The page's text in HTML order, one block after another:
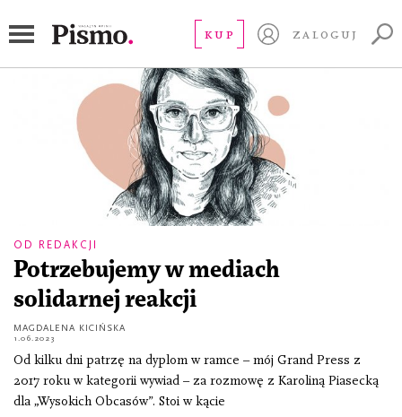
KUP ZALOGUJ
OD REDAKCJI
Potrzebujemy w mediach
solidarnej reakcji
MAGDALENA KICIŃSKA
1.06.2023
Od kilku dni patrzę na dyplom w ramce – mój Grand Press z
2017 roku w kategorii wywiad – za rozmowę z Karoliną Piasecką
dla „Wysokich Obcasów”. Stoi w kącie